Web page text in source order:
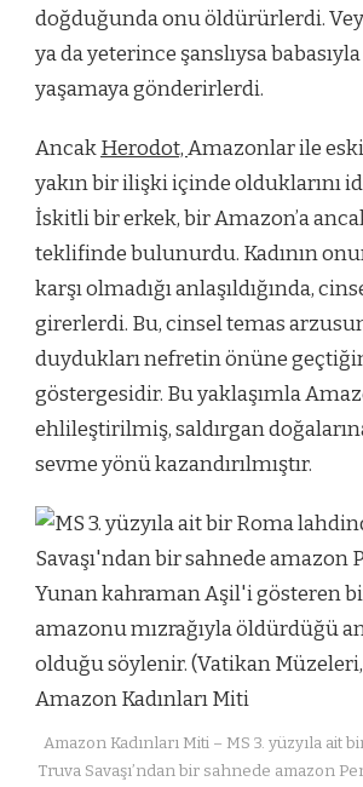
doğduğunda onu öldürürlerdi.
ya da yeterince şanslıysa
yaşamaya gönderirlerdi.
AncakHerodot,Amazonlar ile
yakın bir ilişki içinde olduklarını
İskitli bir erkek, bir Amazon’a
teklifinde bulunurdu. Kadının
karşı olmadığı anlaşıldığında,
girerlerdi. Bu, cinsel temas
duydukları nefretin önüne
göstergesidir. Bu yaklaşımla
ehlileştirilmiş, saldırgan
sevme yönü kazandırılmıştır.
Amazon Kadınları Miti – MS 3. yüzyıla ait
Truva Savaşı’ndan bir sahnede amazon